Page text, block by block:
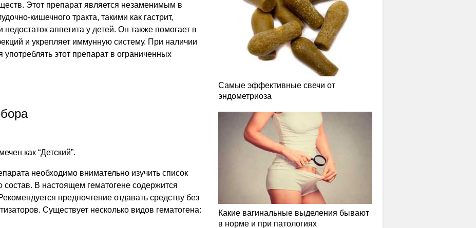
Этот препарат является незаменимым в
кишечного тракта, такими как гастрит,
аппетита у детей. Он также помогает в
и укрепляет иммунную систему. При наличии
употреблять этот препарат в ограниченных
как “Детский”.
необходимо внимательно изучить список
состав. В настоящем гематогене содержится
предпочтение отдавать средству без
Существует несколько видов гематогена:
Самые эффективные свечи от
эндометриоза
Какие вагинальные выделения бывают
в норме и при патологиях